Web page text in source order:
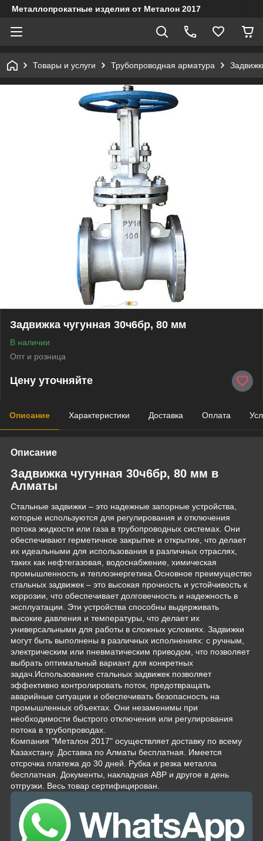
Металлопрокатные изделия от Металон 2017
Товары и услуги Трубопроводная арматура
Задвижка чугунная 30ч6бр, 80 мм
В наличии
Опт и розница
Цену уточняйте
Описание Характеристики Доставка Оплата
Описание
Задвижка чугунная 30ч6бр, 80 мм в
Алматы
Стальные задвижки – это надежные запорные устройства,
которые используются для регулирования и отключения
потока жидкости или газа в трубопроводных системах. Они
обеспечивают герметичное закрытие и открытие, что делает
их идеальными для использования в различных отраслях,
таких как нефтегазовая, водоснабжение, химическая
промышленность и теплоэнергетика.Основное преимущество
стальных задвижек – это высокая прочность и устойчивость к
коррозии, что обеспечивает долговечность и надежность в
эксплуатации. Эти устройства способны выдерживать
высокие давления и температуры, что делает их
универсальными для работы в сложных условиях. Задвижки
могут быть выполнены в различных исполнениях: с ручным,
электрическим или пневматическим приводом, что позволяет
выбрать оптимальный вариант для конкретных
задач.Использование стальных задвижек позволяет
эффективно контролировать поток, предотвращать
аварийные ситуации и обеспечивать безопасность на
промышленных объектах. Они незаменимы при
необходимости быстрого отключения или регулирования
потока в трубопроводах.
Компания "Металон 2017" осуществляет доставку по всему
Казахстану. Доставка по Алматы бесплатная. Имеется
отсрочка платежа до 30 дней. Рубка и резка металла
бесплатная. Документы, накладная АВР и другое в день
отгрузки. Весь товар сертифицирован.